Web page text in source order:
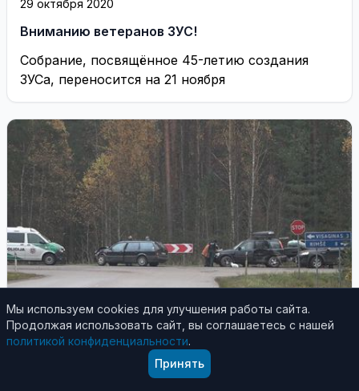
29 октября 2020
Вниманию ветеранов ЗУС!
Собрание, посвящённое 45-летию создания
ЗУСа, переносится на 21 ноября
Мы используем cookies для улучшения работы сайта.
Продолжая использовать сайт, вы соглашаетесь с нашей
политикой конфиденциальности.
Принять